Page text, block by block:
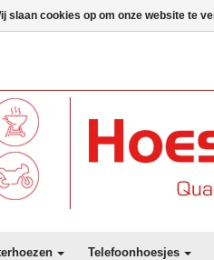
Telefoonhoesjes
slaan cookies op om onze website te